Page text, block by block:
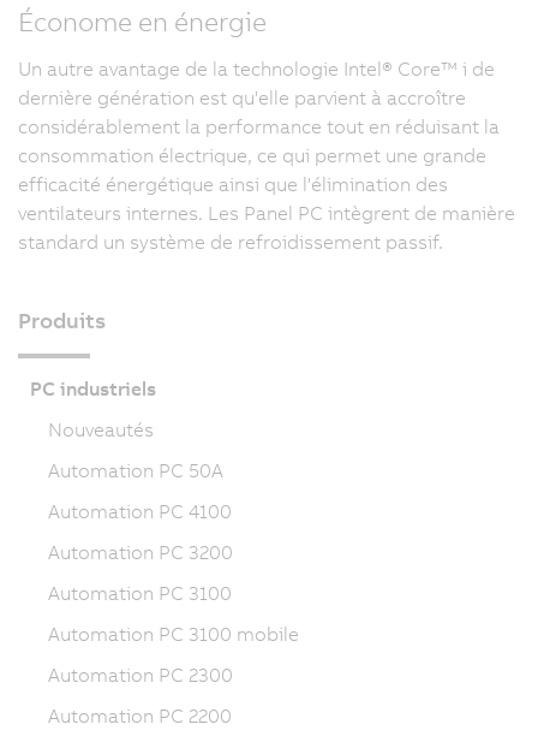
Économe en énergie
Un autre avantage de la technologie Intel® Core™ i de
dernière génération est qu'elle parvient à accroître
considérablement la performance tout en réduisant la
consommation électrique, ce qui permet une grande
efficacité énergétique ainsi que l'élimination des
ventilateurs internes. Les Panel PC intègrent de manière
standard un système de refroidissement passif.
Produits
PC industriels
Nouveautés
Automation PC 50A
Automation PC 4100
Automation PC 3200
Automation PC 3100
Automation PC 3100 mobile
Automation PC 2300
Automation PC 2200